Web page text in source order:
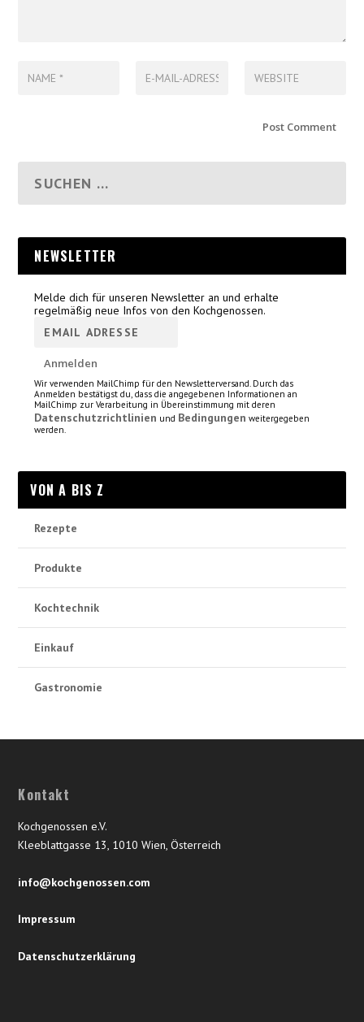
NEWSLETTER
Melde dich für unseren Newsletter an und erhalte
regelmäßig neue Infos von den Kochgenossen.
Wir verwenden MailChimp für den Newsletterversand. Durch das
Anmelden bestätigst du, dass die angegebenen Informationen an
MailChimp zur Verarbeitung in Übereinstimmung mit deren
Datenschutzrichtlinien und Bedingungen weitergegeben
werden.
VON A BIS Z
Rezepte
Produkte
Kochtechnik
Einkauf
Gastronomie
Kontakt
Kochgenossen e.V.
Kleeblattgasse 13, 1010 Wien, Österreich
info@kochgenossen.com
Impressum
Datenschutzerklärung